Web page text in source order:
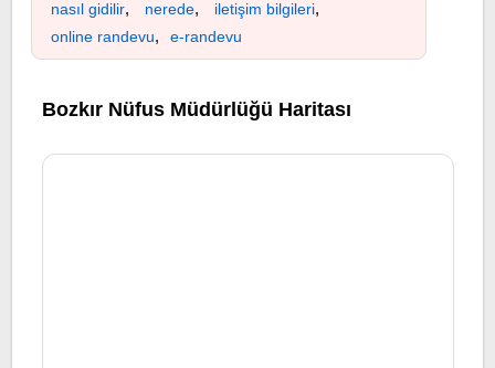
nasıl gidilir, nerede, iletişim bilgileri,
online randevu, e-randevu
Bozkır Nüfus Müdürlüğü Haritası